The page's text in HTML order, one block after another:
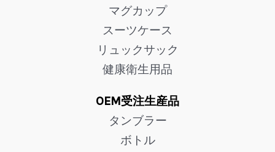
マグカップ
スーツケース
リュックサック
健康衛生用品
OEM受注生産品
タンブラー
ボトル